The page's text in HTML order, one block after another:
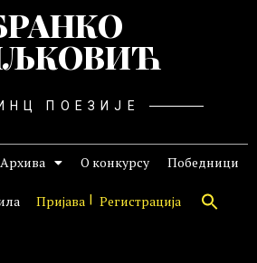
ПОЕЗИЈЕ
О конкурсу Победници
Пријава Регистрација